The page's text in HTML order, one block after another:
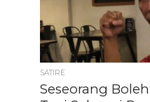
SATIRE
Seseorang